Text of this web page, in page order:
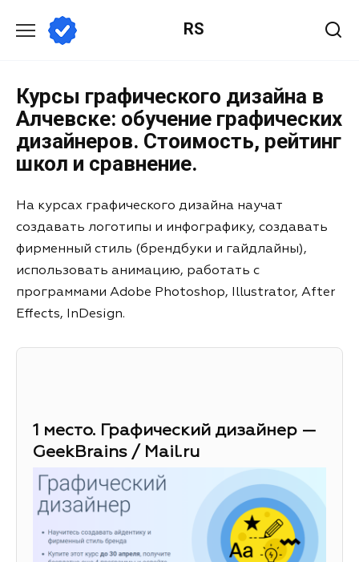
RS
Курсы графического дизайна в
Алчевске: обучение графических
дизайнеров. Стоимость, рейтинг
школ и сравнение.
На курсах графического дизайна научат
создавать логотипы и инфографику, создавать
фирменный стиль (брендбуки и гайдлайны),
использовать анимацию, работать с
программами Adobe Photoshop, Illustrator, After
Effects, InDesign.
1 место. Графический дизайнер —
GeekBrains / Mail.ru